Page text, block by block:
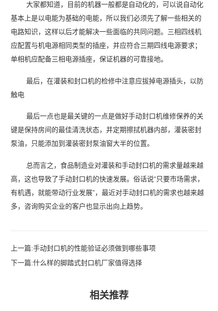
大家都知道，目前的机器一般都是自动化的，可以说自动化
基本上是以电能为基础的电能，所以我们必须先了解一些相关的
电路知识，这样以后才能解决一些面临的共同问题。三相四线机
应配置与机电源相同类型的插座，并应符合三期四线电源要求；
单相机应配备三相电源插座，保证机器的可靠接地。
最后，在灌装和封口机的检修中注意应拔掉电源插头，以防
触电
最后一点也是最关键的一点是做好手动封口机维修保养的关
键是保持房间的最佳清洗状态，并定期擦拭机器内部，灌装密封
泵油，只能添加到灌装密封泵油窗大半的位置。
总而言之，食品制造业对灌装和手动封口机的需求量越来越
高，这也导致了手动封口机的快速发展。俗话说“只要市场需求，
有机遇，就能带动行业发展”，最近对手动封口机的需求也越来越
多，咨询购买企业的客户也显示出向上趋势。
上一篇:手动封口机的性能验证必须做到哪些事项
下一篇:什么样的脚踏式封口机厂家值得选择
相关推荐